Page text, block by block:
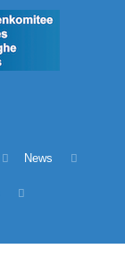
News